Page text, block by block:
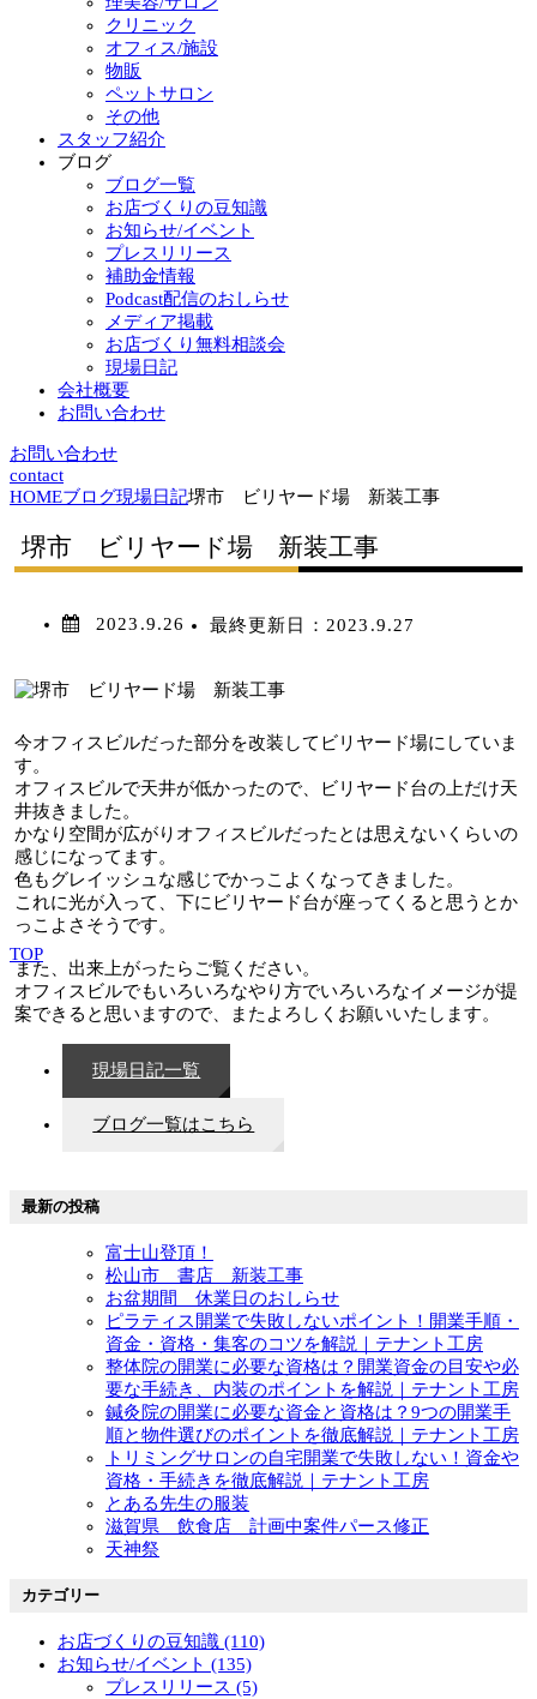
クリニック
オフィス/施設
物販
ペットサロン
その他
スタッフ紹介
ブログ
ブログ一覧
お店づくりの豆知識
お知らせ/イベント
プレスリリース
補助金情報
Podcast配信のおしらせ
メディア掲載
お店づくり無料相談会
現場日記
会社概要
お問い合わせ
TOP
お問い合わせ
contact
HOMEブログ現場日記堺市 ビリヤード場 新装工事
堺市 ビリヤード場 新装工事
2023.9.26 最終更新日： 2023.9.27
今オフィスビルだった部分を改装してビリヤード場にしていま
す。
オフィスビルで天井が低かったので、ビリヤード台の上だけ天
井抜きました。
かなり空間が広がりオフィスビルだったとは思えないくらいの
感じになってます。
色もグレイッシュな感じでかっこよくなってきました。
これに光が入って、下にビリヤード台が座ってくると思うとか
っこよさそうです。
また、出来上がったらご覧ください。
オフィスビルでもいろいろなやり方でいろいろなイメージが提
案できると思いますので、またよろしくお願いいたします。
現場日記一覧
ブログ一覧はこちら
最新の投稿
富士山登頂！
松山市 書店 新装工事
お盆期間 休業日のおしらせ
ピラティス開業で失敗しないポイント！開業手順・
資金・資格・集客のコツを解説｜テナント工房
整体院の開業に必要な資格は？開業資金の目安や必
要な手続き、内装のポイントを解説｜テナント工房
鍼灸院の開業に必要な資金と資格は？9つの開業手
順と物件選びのポイントを徹底解説｜テナント工房
トリミングサロンの自宅開業で失敗しない！資金や
資格・手続きを徹底解説｜テナント工房
とある先生の服装
滋賀県 飲食店 計画中案件パース修正
天神祭
カテゴリー
お店づくりの豆知識 (110)
お知らせ/イベント (135)
プレスリリース (5)